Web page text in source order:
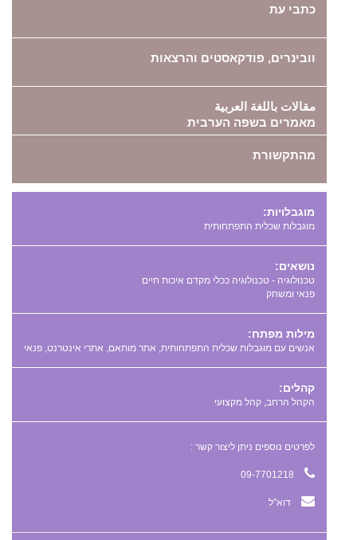
כתבי עת
וובינרים, פודקאסטים והרצאות
مقالات باللغة العربية
מאמרים בשפה הערבית
מהתקשורת
מוגבלויות:
מוגבלות שכלית התפתחותית
נושאים:
טכנולוגיה - טכנולוגיה ככלי מקדם איכות חיים
פנאי ומשחק
מילות מפתח:
,
,
,
קהלים:
הקהל הרחב, קהל מקצועי
לפרטים נוספים ניתן ליצור קשר :
דוא"ל